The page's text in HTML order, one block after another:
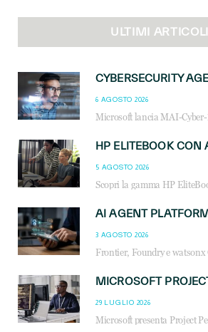
ULTIMI ARTICOLI
6 AGOSTO 2026
5 AGOSTO 2026
3 AGOSTO 2026
29 LUGLIO 2026